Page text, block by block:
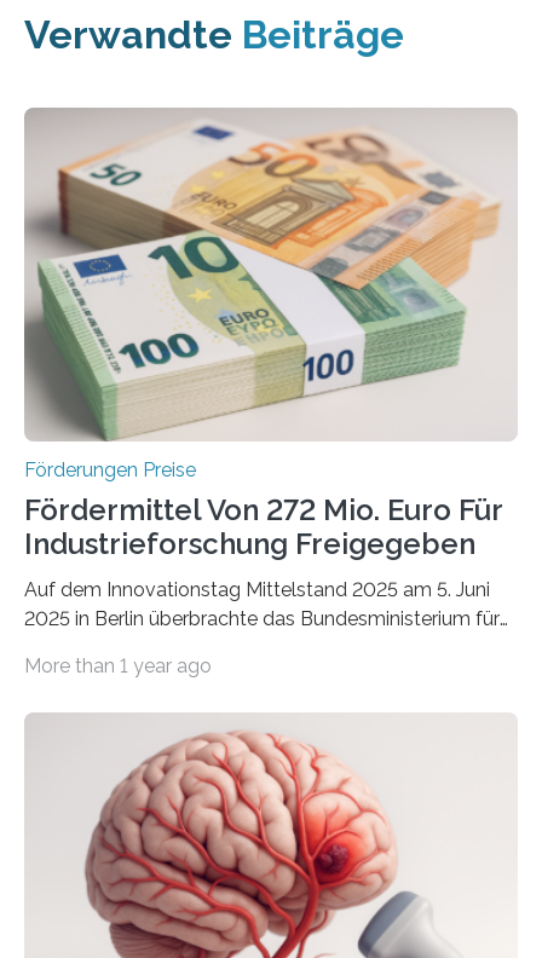
Verwandte Beiträge
Förderungen Preise
Fördermittel Von 272 Mio. Euro Für
Industrieforschung Freigegeben
Auf dem Innovationstag Mittelstand 2025 am 5. Juni
2025 in Berlin überbrachte das Bundesministerium für
Überplanmäßige Verpflichtungsermächtigungen in
Woche vom Haushaltsausschuss freigegeben – unter
anderem zur Unterstützung der
Industrieforschungsprogramme Industrielle
Gemeinschaftsforschung (IGF), Zentrales
Innovationsprogramm Mittelstand (ZIM) und
Innovationskompetenz INNO-KOM. Auf dem
Innovationstag Mittelstand 2025 am 5. Juni 2025 in
Berlin überbrachte das Bundesministerium für
More than 1 year ago